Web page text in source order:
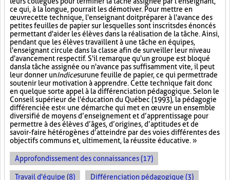
ce qui, à la longue, pourrait les démotiver. Pour mettre en
œuvre cette technique, l'enseignant doit préparer à l'avance des
petites feuilles de papier sur lesquelles sont inscrits des énoncés
permettant d'aider les élèves dans la réalisation de la tâche. Ainsi,
pendant que les élèves travaillent à une tâche en équipes,
l'enseignant circule dans la classe afin de surveiller leur niveau
d'avancement respectif. S'il remarque qu'un groupe est bloqué
dans la tâche assignée ou n'avance pas suffisamment vite, il peut
leur donner unIndicesurune feuille de papier, ce qui permettra de
soutenir leur motivation à apprendre. Cette technique fait donc
en quelque sorte appel à la différenciation pédagogique. Selon le
Conseil supérieur de l'éducation du Québec (1993), la pédagogie
différenciée est « une démarche qui met en œuvre un ensemble
diversifié de moyens d’enseignement et d’apprentissage pour
permettre à des élèves d’âges, d’origines, d’aptitudes et de
savoir-faire hétérogènes d’atteindre par des voies différentes des
objectifs communs et, ultimement, la réussite éducative. »
Approfondissement des connaissances (17)
Travail d'équipe (8) Différenciation pédagogique (3)